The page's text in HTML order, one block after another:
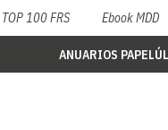
TOP 100 FRS Ebook MDD
ANUARIOS PAPEL